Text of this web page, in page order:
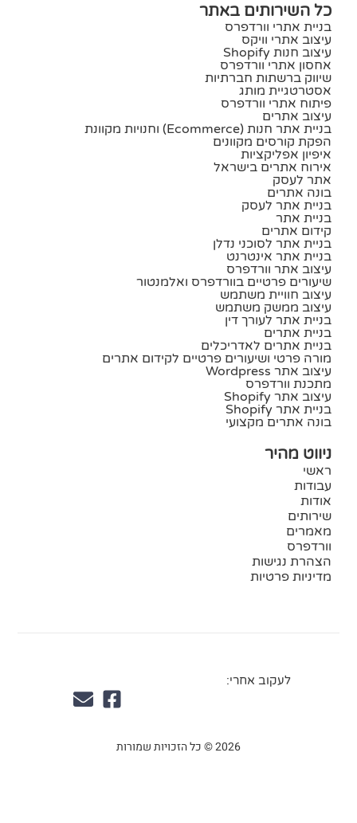
כל השירותים באתר
בניית אתרי וורדפרס
עיצוב אתרי וויקס
עיצוב חנות Shopify
אחסון אתרי וורדפרס
שיווק ברשתות חברתיות
אסטרטגיית מותג
פיתוח אתרי וורדפרס
עיצוב אתרים
בניית אתר חנות (ecommerce) וחנויות מקוונת
הפקת קורסים מקוונים
איפיון אפליקציות
אירוח אתרים בישראל
אתר לעסק
בונה אתרים
בניית אתר לעסק
בניית אתר
קידום אתרים
בניית אתר לסוכני נדלן
בניית אתר אינטרנט
עיצוב אתר וורדפרס
שיעורים פרטיים בוורדפרס ואלמנטור
עיצוב חוויית משתמש
עיצוב ממשק משתמש
בניית אתר לעורך דין
בניית אתרים
בניית אתרים לאדריכלים
מורה פרטי ושיעורים פרטיים לקידום אתרים
עיצוב אתר Wordpress
מתכנת וורדפרס
עיצוב אתר Shopify
בניית אתר Shopify
בונה אתרים מקצועי
ניווט מהיר
ראשי
עבודות
אודות
שירותים
מאמרים
וורדפרס
הצהרת נגישות
מדיניות פרטיות
לעקוב אחרי:
2026 © כל הזכויות שמורות